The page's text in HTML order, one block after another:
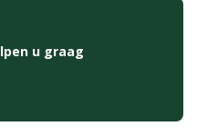
u graag